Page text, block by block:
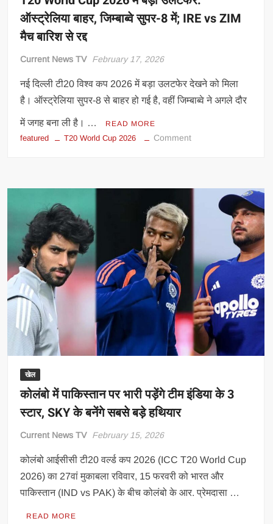
ऑस्‍ट्रेलिया बाहर, जिम्‍बाब्‍वे सुपर-8 में; IRE vs ZIM
मैच बारिश से रद्द
Current News TV February 17, 2026
नई दिल्ली टी20 विश्‍व कप 2026 में बड़ा उलटफेर देखने को मिला
है। ऑस्‍ट्रेलिया सुपर-8 से बाहर हो गई है, वहीं जिम्‍बाब्‍वे ने अगले दौर
में जगह बना ली है। … READ MORE
featured T20 World Cup 2026 Commenton
बाहर,
जिम्‍बाब्‍वे
सुपर-8
में;
IRE
ZIM
से
रद्द
खेल
कोलंबो में पाकिस्तान पर भारी पड़ेंगे टीम इंडिया के 3
स्टार, SKY के बनेंगे सबसे बड़े हथियार
Current News TV February 15, 2026
कोलंबो आईसीसी टी20 वर्ल्ड कप 2026 (ICC T20 World Cup
2026) का 27वां मुकाबला रविवार, 15 फरवरी को भारत और
पाकिस्तान (IND vs PAK) के बीच कोलंबो के आर. प्रेमदासा …
READ MORE